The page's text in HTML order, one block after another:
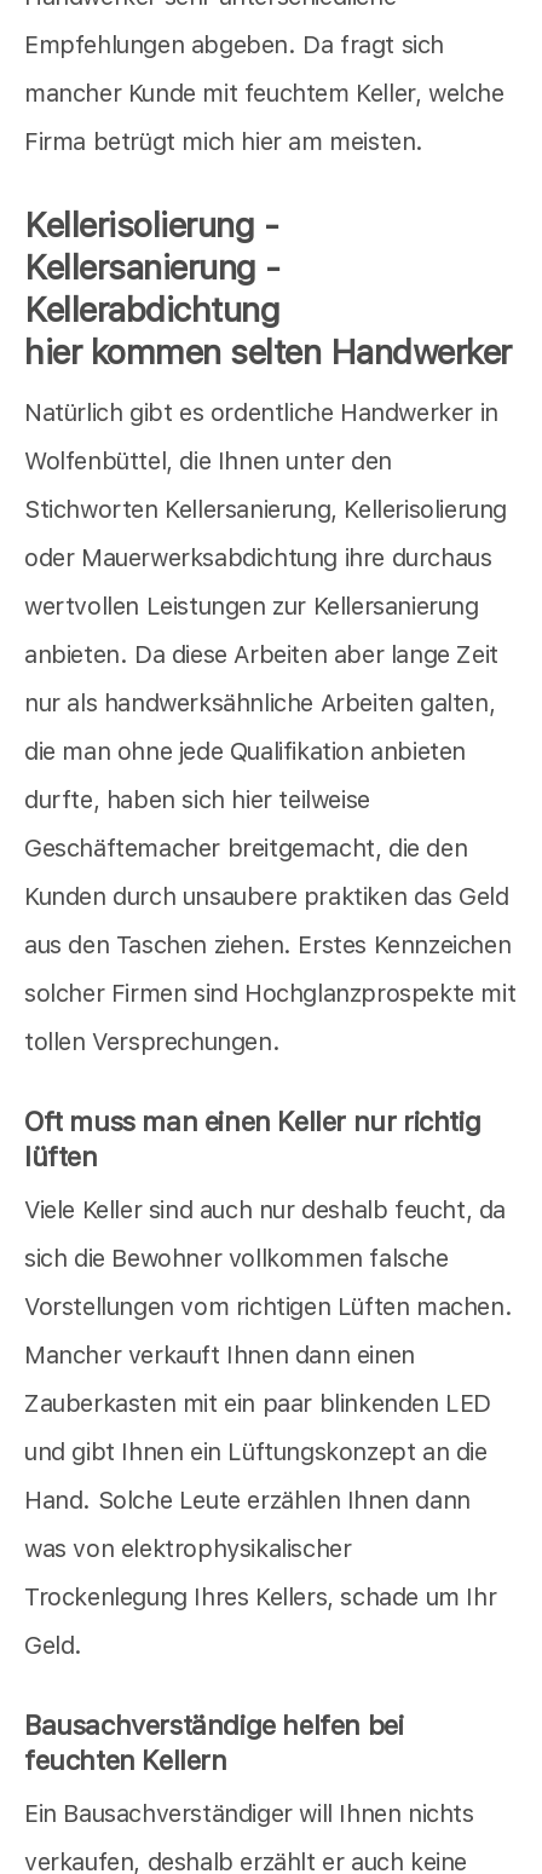
Empfehlungen abgeben. Da fragt sich
mancher Kunde mit feuchtem Keller, welche
Firma betrügt mich hier am meisten.
Kellerisolierung -
Kellersanierung -
Kellerabdichtung
hier kommen selten Handwerker
Natürlich gibt es ordentliche Handwerker in
Wolfenbüttel, die Ihnen unter den
Stichworten Kellersanierung, Kellerisolierung
oder Mauerwerksabdichtung ihre durchaus
wertvollen Leistungen zur Kellersanierung
anbieten. Da diese Arbeiten aber lange Zeit
nur als handwerksähnliche Arbeiten galten,
die man ohne jede Qualifikation anbieten
durfte, haben sich hier teilweise
Geschäftemacher breitgemacht, die den
Kunden durch unsaubere praktiken das Geld
aus den Taschen ziehen. Erstes Kennzeichen
solcher Firmen sind Hochglanzprospekte mit
tollen Versprechungen.
Oft muss man einen Keller nur richtig
lüften
Viele Keller sind auch nur deshalb feucht, da
sich die Bewohner vollkommen falsche
Vorstellungen vom richtigen Lüften machen.
Mancher verkauft Ihnen dann einen
Zauberkasten mit ein paar blinkenden LED
und gibt Ihnen ein Lüftungskonzept an die
Hand. Solche Leute erzählen Ihnen dann
was von elektrophysikalischer
Trockenlegung Ihres Kellers, schade um Ihr
Geld.
Bausachverständige helfen bei
feuchten Kellern
Ein Bausachverständiger will Ihnen nichts
verkaufen, deshalb erzählt er auch keine